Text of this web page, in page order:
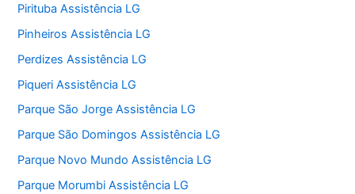
Pirituba Assistência LG
Pinheiros Assistência LG
Perdizes Assistência LG
Piqueri Assistência LG
Parque São Jorge Assistência LG
Parque São Domingos Assistência LG
Parque Novo Mundo Assistência LG
Parque Morumbi Assistência LG